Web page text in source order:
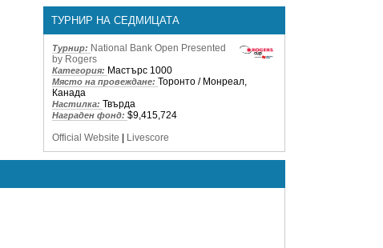
ТУРНИР НА СЕДМИЦАТА
Турнир: National Bank Open Presented
by Rogers
Категория: Мастърс 1000
Място на провеждане: Торонто / Монреал,
Канада
Настилка: Твърда
Награден фонд: $9,415,724
Official Website | Livescore